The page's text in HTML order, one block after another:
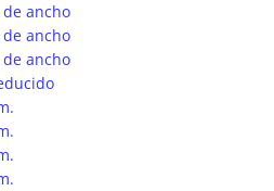
ancho
ancho
ancho